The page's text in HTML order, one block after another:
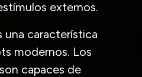
externos.
una característica
modernos. Los
capaces de